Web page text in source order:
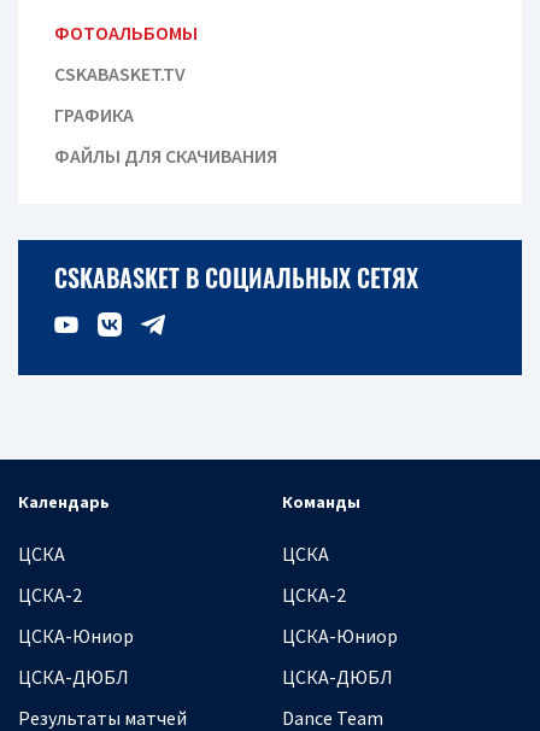
ФОТОАЛЬБОМЫ
CSKABASKET.TV
ГРАФИКА
ФАЙЛЫ ДЛЯ СКАЧИВАНИЯ
CSKABASKET В СОЦИАЛЬНЫХ СЕТЯХ
Календарь
ЦСКА
ЦСКА-2
ЦСКА-Юниор
ЦСКА-ДЮБЛ
Результаты матчей
Команды
ЦСКА
ЦСКА-2
ЦСКА-Юниор
ЦСКА-ДЮБЛ
Dance Team